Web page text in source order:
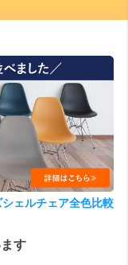
シェルチェア全色比較
す